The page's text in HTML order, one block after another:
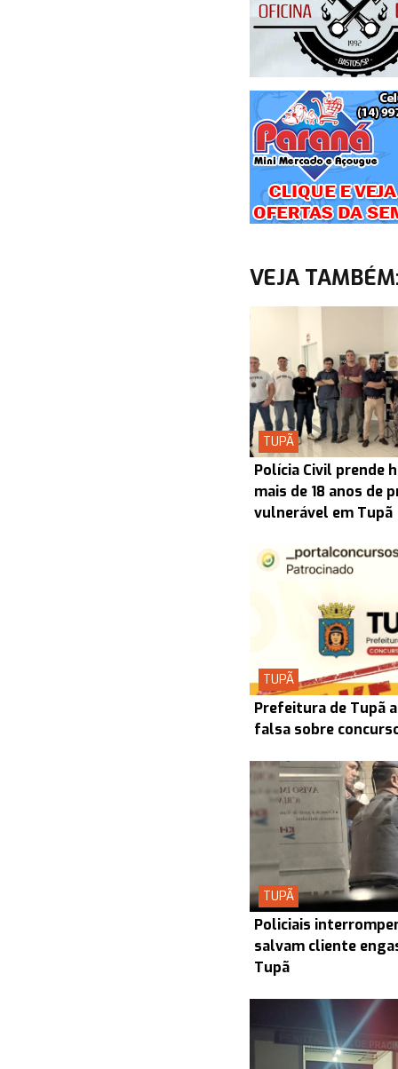
VEJA
TUPÃ
Polícia Civil prende
mais de 18 anos de
vulnerável em Tupã
TUPÃ
Prefeitura de Tupã
falsa sobre
TUPÃ
Policiais
salvam cliente
Tupã